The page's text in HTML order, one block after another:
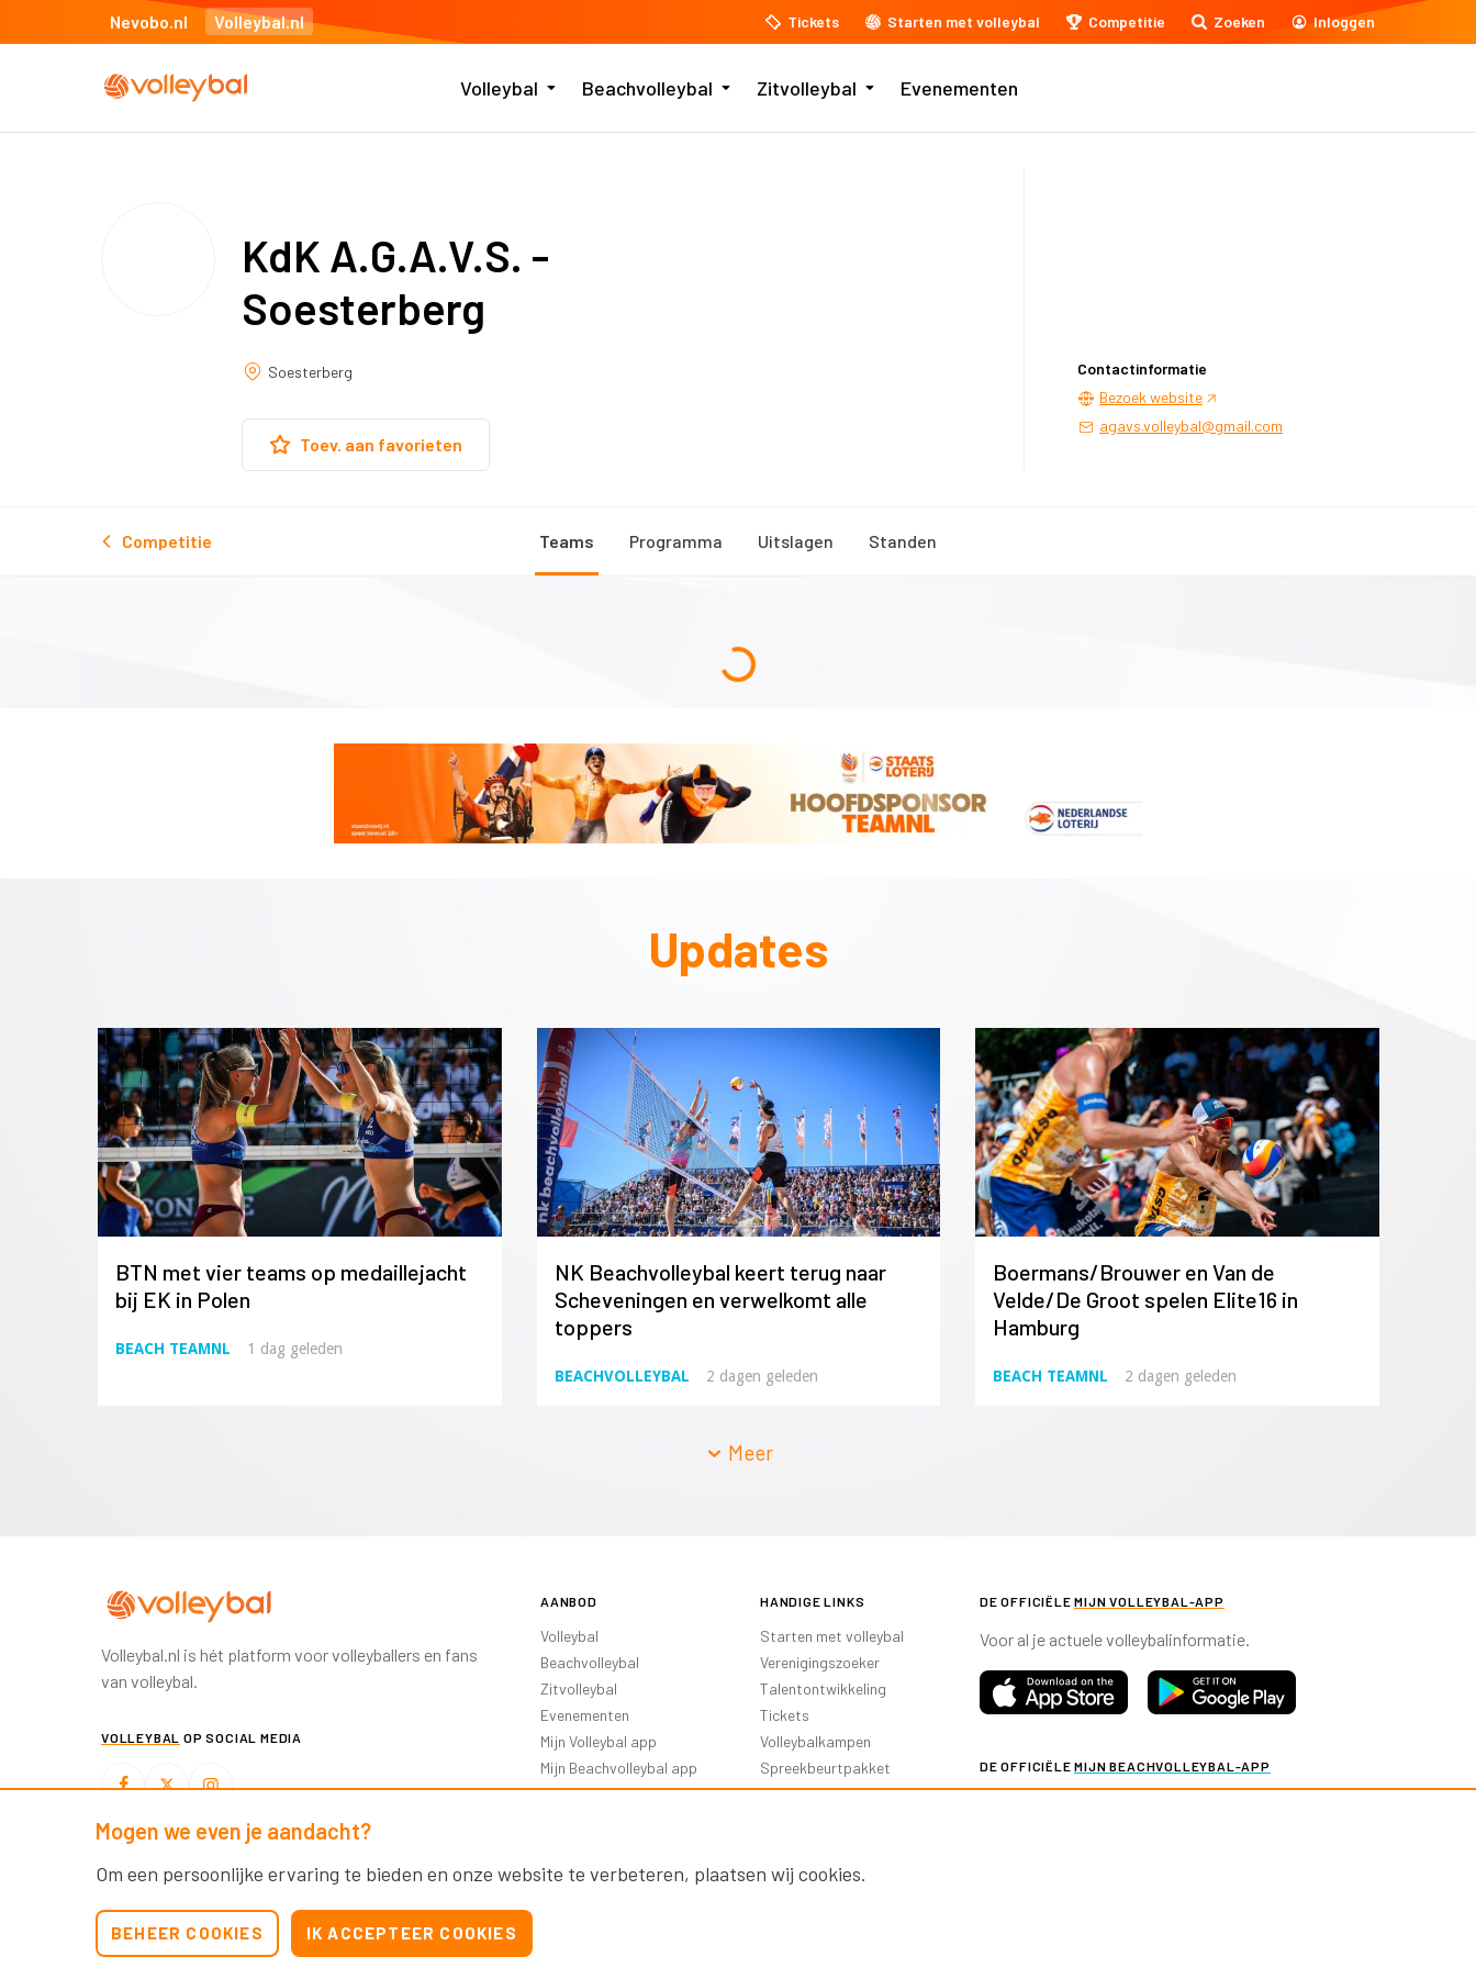
Nevobo.nl Volleybal.nl Tickets Starten met volleybal Competitie Zoeken Inloggen
Volleybal Beachvolleybal Zitvolleybal Evenementen
KdK A.G.A.V.S. -
Soesterberg
Soesterberg
Toev. aan favorieten
Contactinformatie
Bezoek website
agavs.volleybal@gmail.com
Competitie Teams Programma Uitslagen Standen
Updates
BTN met vier teams op medaillejacht
bij EK in Polen
BEACH TEAMNL 1 dag geleden
NK Beachvolleybal keert terug naar
Scheveningen en verwelkomt alle
toppers
BEACHVOLLEYBAL 2 dagen geleden
Boermans/Brouwer en Van de
Velde/De Groot spelen Elite16 in
Hamburg
BEACH TEAMNL 2 dagen geleden
Meer
Volleybal.nl is hét platform voor volleyballers en fans
van volleybal.
VOLLEYBAL OP SOCIAL MEDIA
AANBOD
Volleybal
Beachvolleybal
Zitvolleybal
Evenementen
Mijn Volleybal app
Mijn Beachvolleybal app
HANDIGE LINKS
Starten met volleybal
Verenigingszoeker
Talentontwikkeling
Tickets
Volleybalkampen
Spreekbeurtpakket
Oranje Ambassadeurs
DE OFFICIËLEMIJN VOLLEYBAL-APP
Voor al je actuele volleybalinformatie.
DE OFFICIËLEMIJN BEACHVOLLEYBAL-APP
Mogen we even je aandacht?
Om een persoonlijke ervaring te bieden en onze website te verbeteren, plaatsen wij cookies.
BEHEER COOKIES IK ACCEPTEER COOKIES